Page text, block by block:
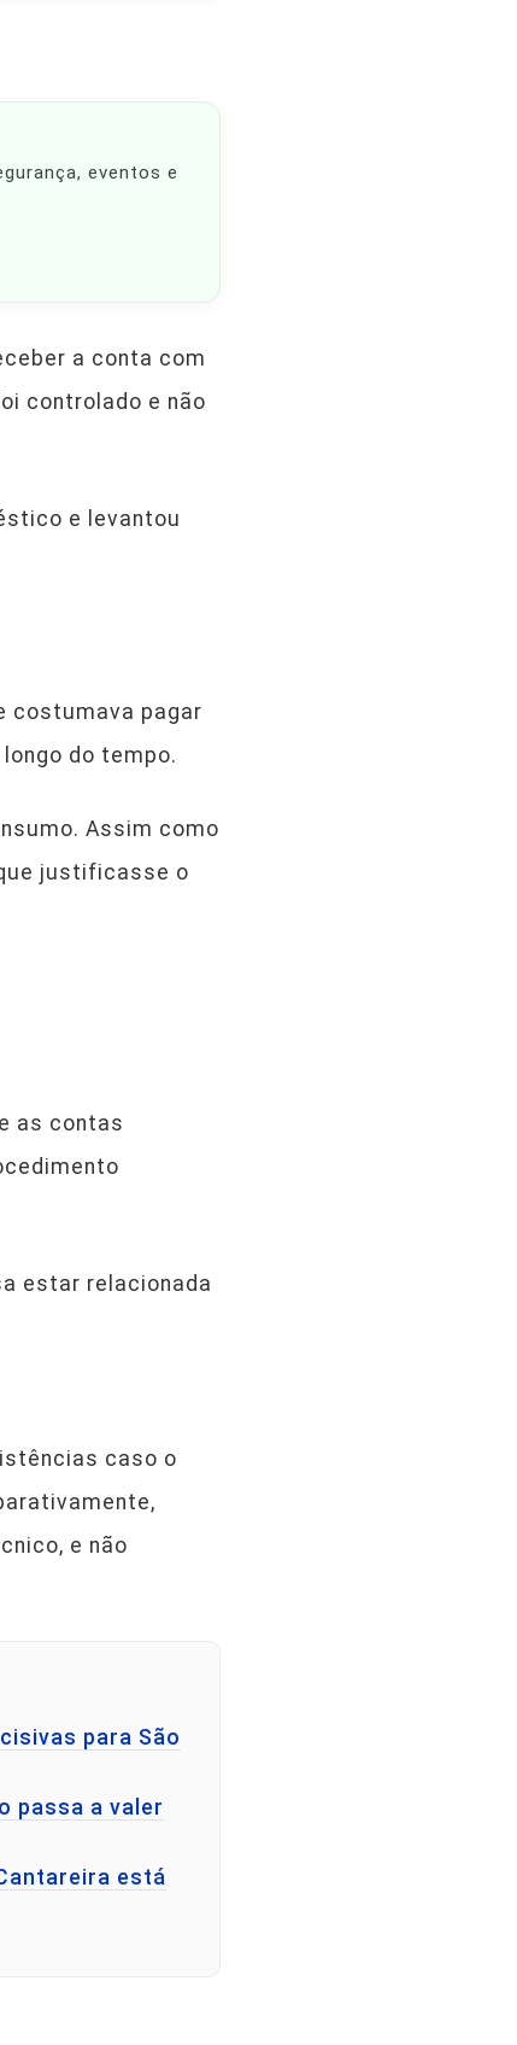
eventos e
a conta com
controlado e não
e levantou
costumava pagar
do tempo.
Assim como
justificasse o
as contas
estar relacionada
caso o
e não
para São
passa a valer
está